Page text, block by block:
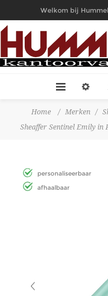
Welkom bij
Home / Merken /
Sheaffer Sentinel Emily in
personaliseerbaar
afhaalbaar